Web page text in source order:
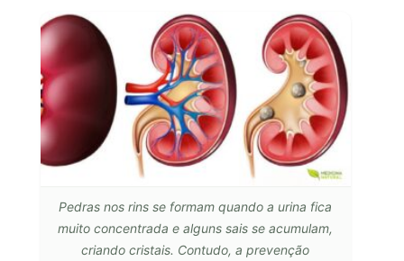
Pedras nos rins se formam quando a urina fica
muito concentrada e alguns sais se acumulam,
criando cristais. Contudo, a prevenção